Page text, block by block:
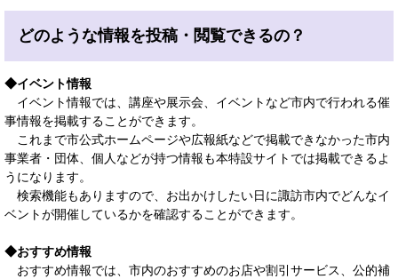
どのような情報を投稿・閲覧できるの？
◆イベント情報
イベント情報では、講座や展示会、イベントなど市内で行われる催
事情報を掲載することができます。
これまで市公式ホームページや広報紙などで掲載できなかった市内
事業者・団体、個人などが持つ情報も本特設サイトでは掲載できるよ
うになります。
検索機能もありますので、お出かけしたい日に諏訪市内でどんなイ
ベントが開催しているかを確認することができます。
◆おすすめ情報
おすすめ情報では、市内のおすすめのお店や割引サービス、公的補